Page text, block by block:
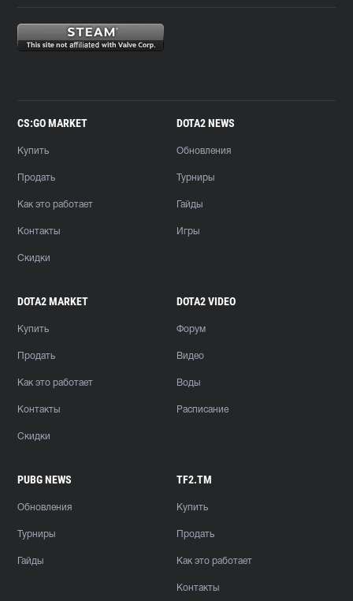
CS:GO MARKET
Купить
Продать
Как это работает
Контакты
Скидки
DOTA2 NEWS
Обновления
Турниры
Гайды
Игры
DOTA2 MARKET
Купить
Продать
Как это работает
Контакты
Скидки
DOTA2 VIDEO
Форум
Видео
Воды
Расписание
PUBG NEWS
Обновления
Турниры
Гайды
TF2.TM
Купить
Продать
Как это работает
Контакты